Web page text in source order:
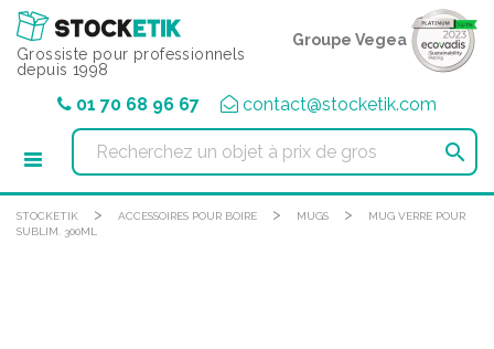
Grossiste pour professionnels
depuis 1998
Groupe Vegea
01 70 68 96 67 contact@stocketik.com

STOCKETIK > ACCESSOIRES POUR BOIRE > MUGS >
MUG VERRE POUR
SUBLIM. 300ML
Panneau de gestion des cookies